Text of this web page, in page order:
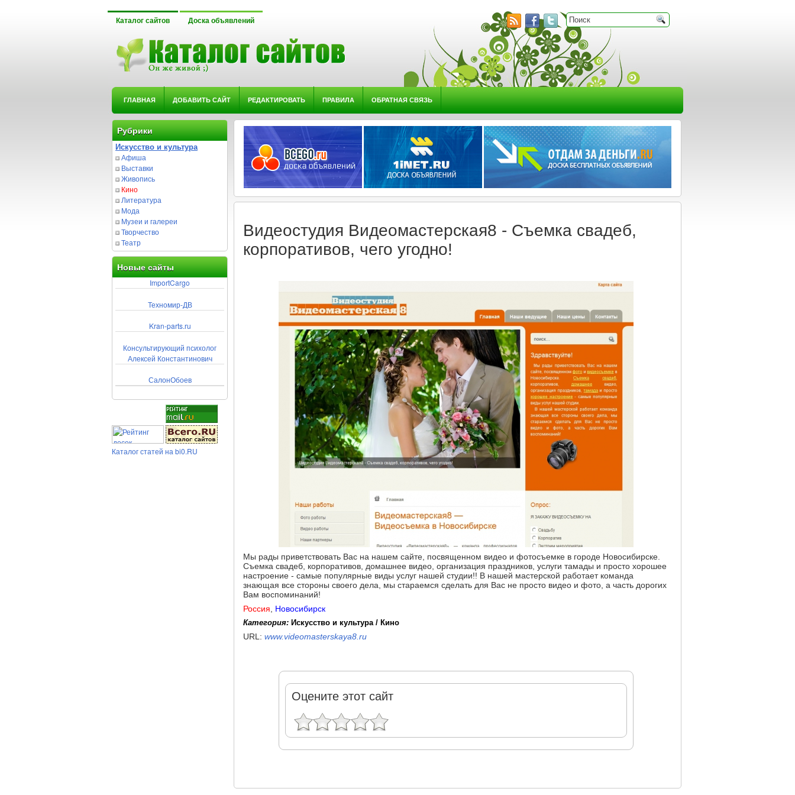
Каталог сайтов Доска объявлений
ГЛАВНАЯ ДОБАВИТЬ САЙТ РЕДАКТИРОВАТЬ ПРАВИЛА ОБРАТНАЯ СВЯЗЬ
Рубрики
Искусство и культура
Афиша
Выставки
Живопись
Кино
Литература
Мода
Музеи и галереи
Творчество
Театр
Новые сайты
ImportCargo
Техномир-ДВ
Kran-parts.ru
Консультирующий психолог
Алексей Константинович
СалонОбоев
Каталог статей на bi0.RU
Видеостудия Видеомастерская8 - Съемка свадеб,
корпоративов, чего угодно!
Мы рады приветствовать Вас на нашем сайте, посвященном видео и фотосъемке в городе Новосибирске.
Съемка свадеб, корпоративов, домашнее видео, организация праздников, услуги тамады и просто хорошее
настроение - самые популярные виды услуг нашей студии!! В нашей мастерской работает команда
знающая все стороны своего дела, мы стараемся сделать для Вас не просто видео и фото, а часть дорогих
Вам воспоминаний!
Россия
Новосибирск
Категория: Искусство и культура / Кино
URL: www.videomasterskaya8.ru
Оцените этот сайт